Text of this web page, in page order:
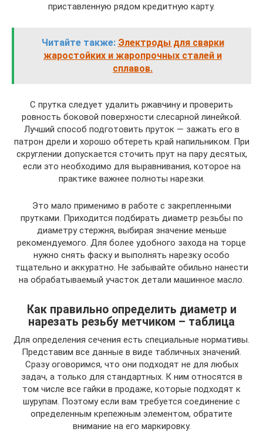
приставленную рядом кредитную карту.
Читайте также: Электроды для сварки
жаростойких и жаропрочных сталей и
сплавов.
С прутка следует удалить ржавчину и проверить
ровность боковой поверхности слесарной линейкой.
Лучший способ подготовить пруток — зажать его в
патрон дрели и хорошо обтереть край напильником. При
скруглении допускается сточить прут на пару десятых,
если это необходимо для выравнивания, которое на
практике важнее полноты нарезки.
Это мало применимо в работе с закрепленными
прутками. Приходится подбирать диаметр резьбы по
диаметру стержня, выбирая значение меньше
рекомендуемого. Для более удобного захода на торце
нужно снять фаску и выполнять нарезку особо
тщательно и аккуратно. Не забывайте обильно нанести
на обрабатываемый участок детали машинное масло.
Как правильно определить диаметр и
нарезать резьбу метчиком – таблица
Для определения сечения есть специальные нормативы.
Представим все данные в виде табличных значений.
Сразу оговоримся, что они подходят не для любых
задач, а только для стандартных. К ним относятся в
том числе все гайки в продаже, которые подходят к
шурупам. Поэтому если вам требуется соединение с
определенным крепежным элементом, обратите
внимание на его маркировку.